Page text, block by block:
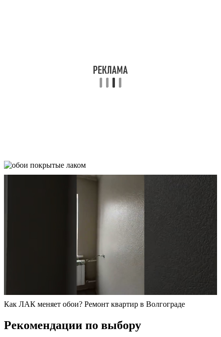
Как ЛАК меняет обои? Ремонт квартир в Волгограде
Рекомендации по выбору